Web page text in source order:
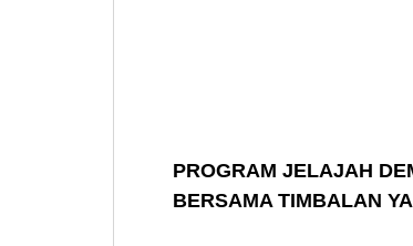
PROGRAM JELAJAH
BERSAMATIMBALAN